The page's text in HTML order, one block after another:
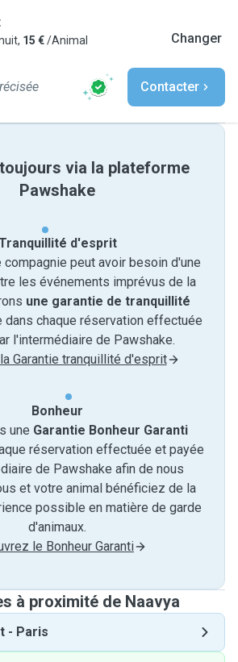
15 €/Animal
Changer
Contacter
via la plateforme
Pawshake
d'esprit
compagnie peut avoir besoin d'une
les événements imprévus de la
une garantie de tranquillité
dans chaque réservation effectuée
l'intermédiaire de Pawshake.
Garantie tranquillité d'esprit
Bonheur
une Garantie Bonheur Garanti
réservation effectuée et payée
de Pawshake afin de nous
et votre animal bénéficiez de la
possible en matière de garde
d'animaux.
le Bonheur Garanti
à proximité de Naavya
- Paris